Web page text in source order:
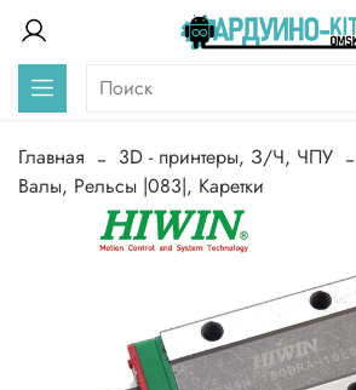
Главная 3D - принтеры, З/Ч, ЧПУ
Валы, Рельсы |083|, Каретки